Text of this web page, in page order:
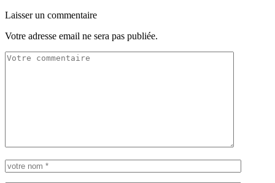
Laisser un commentaire
Votre adresse email ne sera pas publiée.